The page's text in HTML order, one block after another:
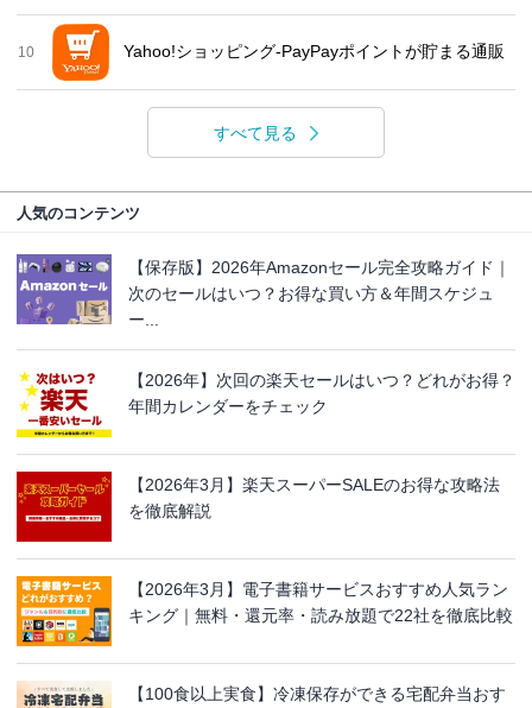
10 Yahoo!ショッピング-PayPayポイントが貯まる通販
すべて見る
人気のコンテンツ
【保存版】2026年Amazonセール完全攻略ガイド｜
次のセールはいつ？お得な買い方＆年間スケジュ
ー...
【2026年】次回の楽天セールはいつ？どれがお得？
年間カレンダーをチェック
【2026年3月】楽天スーパーSALEのお得な攻略法
を徹底解説
【2026年3月】電子書籍サービスおすすめ人気ラン
キング｜無料・還元率・読み放題で22社を徹底比較
【100食以上実食】冷凍保存ができる宅配弁当おす